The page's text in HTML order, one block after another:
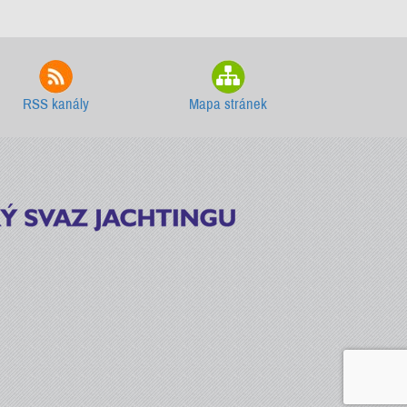
RSS kanály Mapa stránek